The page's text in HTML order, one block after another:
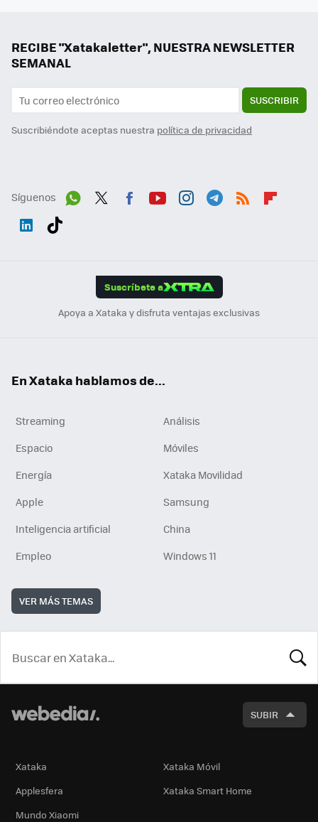
RECIBE "Xatakaletter", NUESTRA NEWSLETTER
SEMANAL
SUSCRIBIR
Suscribiéndote aceptas nuestra política de privacidad
Síguenos
Suscríbete a
Apoya a Xataka y disfruta ventajas exclusivas
En Xataka hablamos de...
Streaming
Análisis
Espacio
Móviles
Energía
Xataka Movilidad
Apple
Samsung
Inteligencia artificial
China
Empleo
Windows 11
VER MÁS TEMAS
SUBIR
Xataka
Xataka Móvil
Applesfera
Xataka Smart Home
Mundo Xiaomi